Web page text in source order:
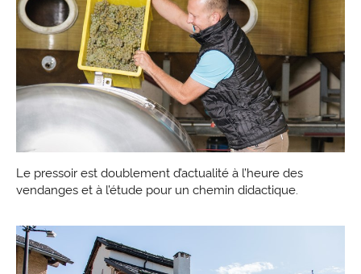
Le pressoir est doublement d’actualité à l’heure des
vendanges et à l’étude pour un chemin didactique.